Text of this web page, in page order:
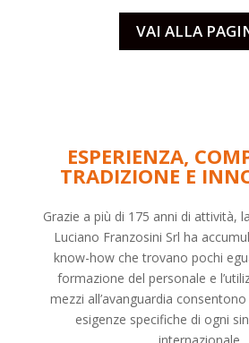
VAI ALLA
ESPERIENZA,
TRADIZIONE E
Grazie a più di 175 anni di attività,
Luciano Franzosini Srl ha
know-how che trovano pochi
formazione del personale e
mezzi all’avanguardia
esigenze specifiche di ogni